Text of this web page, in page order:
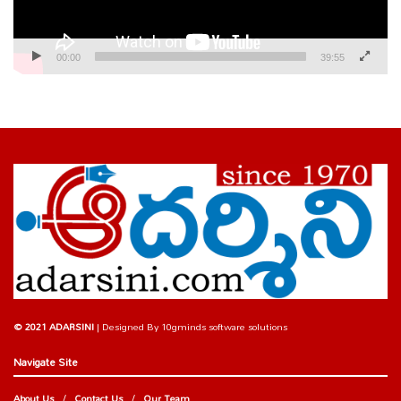
00:00 39:55
© 2021 ADARSINI| Designed By10gminds software solutions
Navigate Site